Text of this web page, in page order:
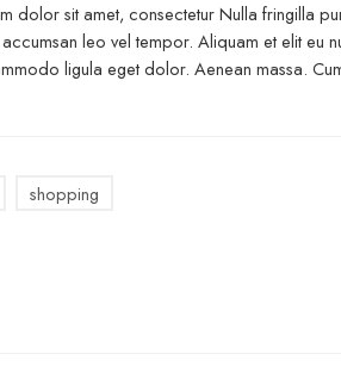
dolor sit amet, consectetur Nulla fringilla
leo vel tempor. Aliquam et elit eu
ligula eget dolor. Aenean massa.
shopping